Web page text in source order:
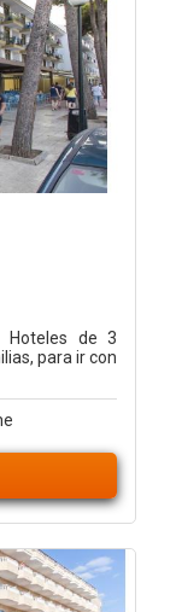
Hoteles de 3
para ir con